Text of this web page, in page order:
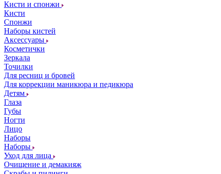
Кисти и спонжи
Кисти
Спонжи
Наборы кистей
Аксессуары
Косметички
Зеркала
Точилки
Для ресниц и бровей
Для коррекции маникюра и педикюра
Детям
Глаза
Губы
Ногти
Лицо
Наборы
Наборы
Уход для лица
Очищение и демакияж